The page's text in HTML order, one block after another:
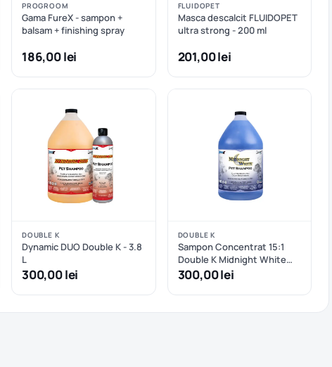
PROGROOM
Gama FureX - sampon +
balsam + finishing spray
186,00 lei
FLUIDOPET
Masca descalcit FLUIDOPET
ultra strong - 200 ml
201,00 lei
DOUBLE K
Dynamic DUO Double K - 3.8
L
300,00 lei
DOUBLE K
Sampon Concentrat 15:1
Double K Midnight White
Bright Whitening - 3.8 L
300,00 lei